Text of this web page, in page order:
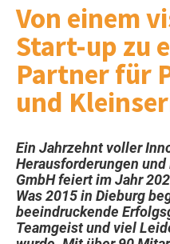
Von einem
Start-up zu
Partner für
und
Ein Jahrzehnt voller
Herausforderungen
GmbH feiert im Jahr
Was 2015 in Dieburg
beeindruckende
Teamgeist und viel